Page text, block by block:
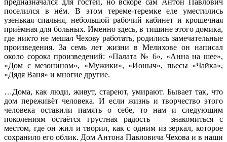
поселился в нём. В этом тереме-теремке еле уместились
узенькая спальня, небольшой рабочий кабинет и крошечная
приёмная для больных. Именно здесь, в тишине этого домика,
где никто не мешал Чехову работать, родились замечательные
произведения. За семь лет жизни в Мелихове он написал
около сорока произведений: «Палата № 6», «Анна на шее»,
«Дом с мезонином», «Мужики», «Ионыч», пьесы «Чайка»,
«Дядя Ваня» и многие другие.
…Дома, как люди, живут, стареют, умирают. Бывает так, что
дом переживёт человека. И если жизнь и творчество этого
человека оставили память о себе, то нам и следующим
поколениям остаётся грустная радость — знакомиться с
местом, где он жил и творил, как с одним из зеркал, которое
сохранило его облик. Дом Антона Павловича Чехова и в наши